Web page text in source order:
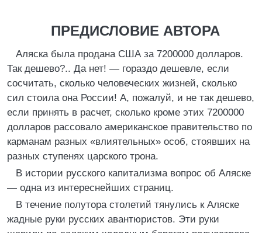
ПРЕДИСЛОВИЕ АВТОРА
Аляска была продана США за 7200000 долларов.
Так дешево?.. Да нет! — гораздо дешевле, если
сосчитать, сколько человеческих жизней, сколько
сил стоила она России! А, пожалуй, и не так дешево,
если принять в расчет, сколько кроме этих 7200000
долларов рассовало американское правительство по
карманам разных «влиятельных» особ, стоявших на
разных ступенях царского трона.
В истории русского капитализма вопрос об Аляске
— одна из интереснейших страниц.
В течение полутора столетий тянулись к Аляске
жадные руки русских авантюристов. Эти руки